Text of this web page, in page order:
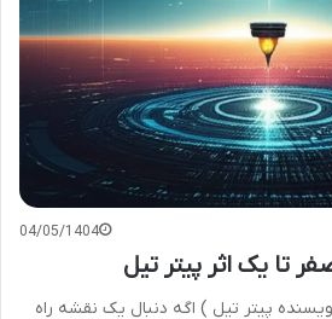
04/05/1404
تا یک اثر پیتر تیل
پیتر تیل ) اگه دنبال یک نقشه راه